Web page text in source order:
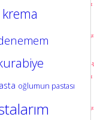
krema
oğlumun pastası